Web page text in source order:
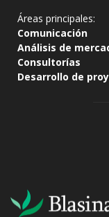
Áreas principales:
Comunicación
Análisis de
Consultorías
Desarrollo de